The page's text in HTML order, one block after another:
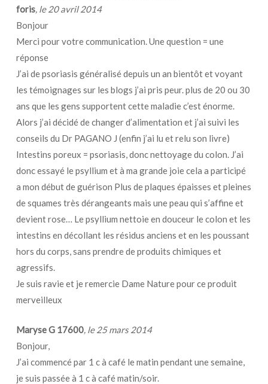
foris, le 20 avril 2014
Bonjour
Merci pour votre communication. Une question = une
réponse
J’ai de psoriasis généralisé depuis un an bientôt et voyant
les témoignages sur les blogs j’ai pris peur. plus de 20 ou 30
ans que les gens supportent cette maladie c’est énorme.
Alors j’ai décidé de changer d’alimentation et j’ai suivi les
conseils du Dr PAGANO J (enfin j’ai lu et relu son livre)
Intestins poreux = psoriasis, donc nettoyage du colon. J’ai
donc essayé le psyllium et à ma grande joie cela a participé
a mon début de guérison Plus de plaques épaisses et pleines
de squames très dérangeants mais une peau qui s’affine et
devient rose… Le psyllium nettoie en douceur le colon et les
intestins en décollant les résidus anciens et en les poussant
hors du corps, sans prendre de produits chimiques et
agressifs.
Je suis ravie et je remercie Dame Nature pour ce produit
merveilleux
Maryse G 17600, le 25 mars 2014
Bonjour,
J’ai commencé par 1 c à café le matin pendant une semaine,
je suis passée à 1 c à café matin/soir.